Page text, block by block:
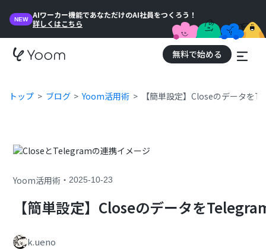
NEW
AIワーカー機能であなただけのAI社員をつくろう！
詳しくはこちら
無料で始める
トップ ブログ Yoom活用術 【簡単設定】Closeのデータを
Yoom活用術 ・2025-10-23
【簡単設定】Closeのデータを
k.ueno